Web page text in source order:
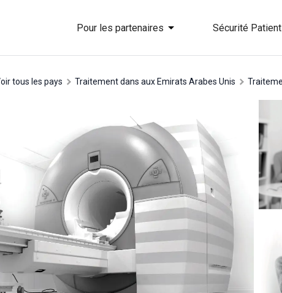
Pour les partenaires Sécurité Patient
Voir tous les pays traitement dans aux Emirats Arabes Unis